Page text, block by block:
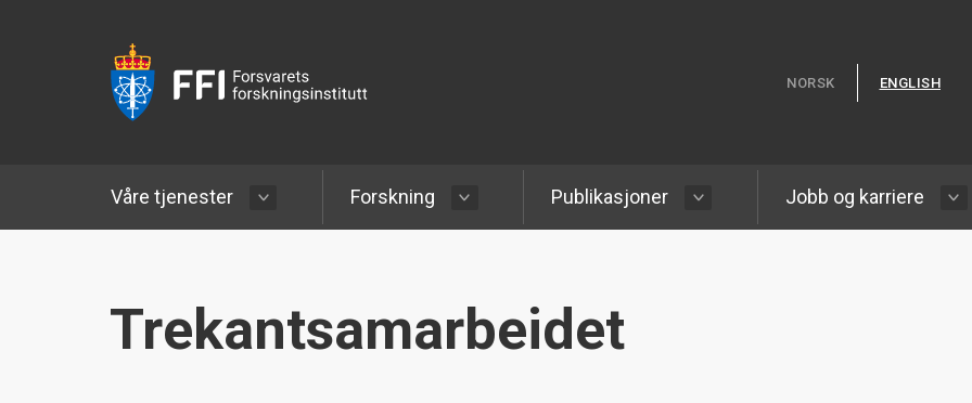
NORSK ENGLISH
Våre tjenester Forskning Publikasjoner Jobb og karriere
Trekantsamarbeidet